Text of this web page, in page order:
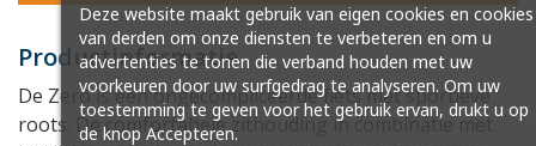
Productinformatie
De Zero is een ongecompliceerde fiets met sportieve
roots. De comfortabele zithouding in combinatie met
Deze website maakt gebruik van eigen cookies en cookies
van derden om onze diensten te verbeteren en om u
advertenties te tonen die verband houden met uw
voorkeuren door uw surfgedrag te analyseren. Om uw
toestemming te geven voor het gebruik ervan, drukt u op
de knop Accepteren.